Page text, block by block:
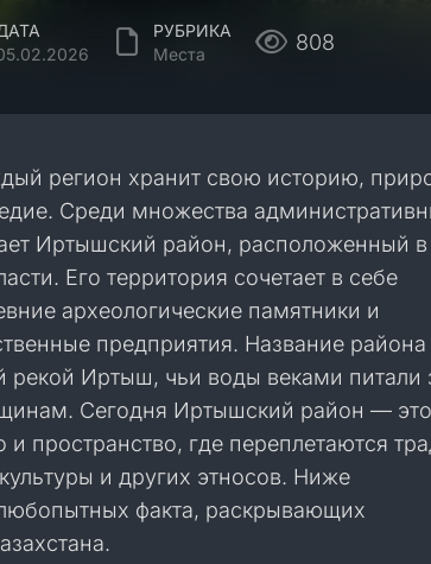
РУБРИКА
Места
808
регион хранит свою историю,
Среди множества
Иртышский район, расположенный в
Его территория сочетает в себе
археологические памятники и
предприятия. Название района
рекой Иртыш, чьи воды веками питали
Сегодня Иртышский район —
и пространство, где переплетаются
и других этносов. Ниже
факта, раскрывающих